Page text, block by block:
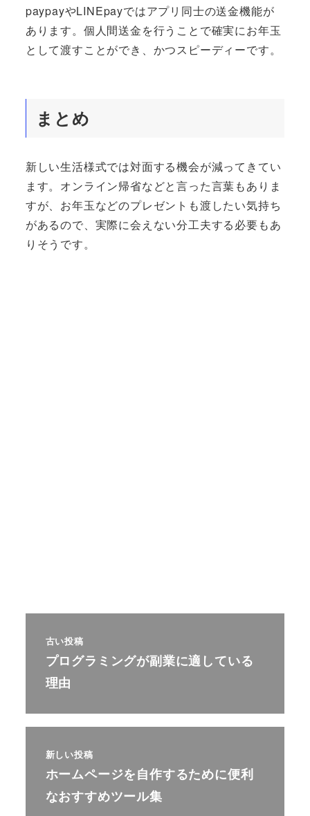
paypayやLINEpayではアプリ同士の送金機能が
あります。個人間送金を行うことで確実にお年玉
として渡すことができ、かつスピーディーです。
まとめ
新しい生活様式では対面する機会が減ってきてい
ます。オンライン帰省などと言った言葉もありま
すが、お年玉などのプレゼントも渡したい気持ち
があるので、実際に会えない分工夫する必要もあ
りそうです。
古い投稿
プログラミングが副業に適している
理由
新しい投稿
ホームページを自作するために便利
なおすすめツール集